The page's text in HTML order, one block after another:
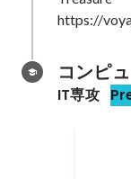
https://
コンピ
IT専攻